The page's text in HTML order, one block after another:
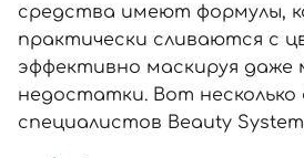
средства имеют формулы,
практически сливаются с
эффективно маскируя даже
недостатки. Вот
специалистов Beauty